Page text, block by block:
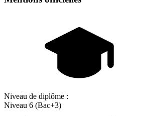
Niveau de diplôme :
Niveau 6 (Bac+3)